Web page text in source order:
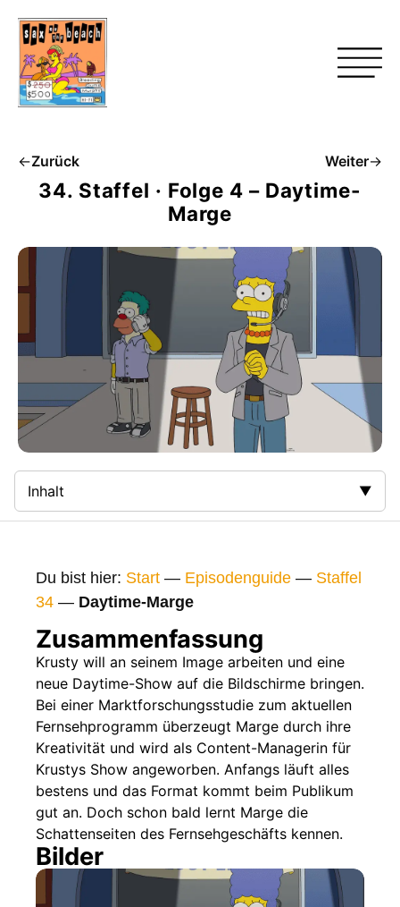
←Zurück Weiter→
34. Staffel · Folge 4 – Daytime-
Marge
Inhalt
Zusammenfassung
Gags
Gaststars
Fakten
Sendetermine
Nächste / Vorherige Folge
Du bist hier: Start — Episodenguide — Staffel
34 — Daytime-Marge
Zusammenfassung
Krusty will an seinem Image arbeiten und eine
neue Daytime-Show auf die Bildschirme bringen.
Bei einer Marktforschungsstudie zum aktuellen
Fernsehprogramm überzeugt Marge durch ihre
Kreativität und wird als Content-Managerin für
Krustys Show angeworben. Anfangs läuft alles
bestens und das Format kommt beim Publikum
gut an. Doch schon bald lernt Marge die
Schattenseiten des Fernsehgeschäfts kennen.
Bilder